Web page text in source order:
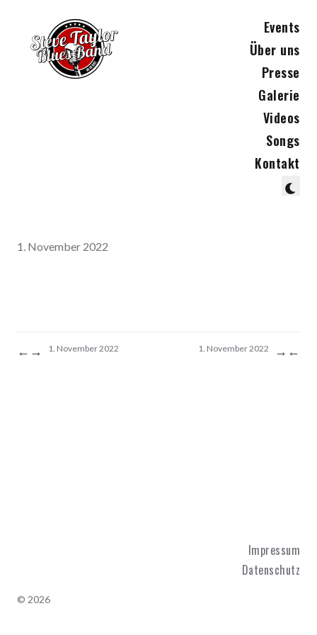
Events
Über uns
Presse
Galerie
Videos
Songs
Kontakt
1. November 2022
← → 1. November 2022 1. November 2022 → ←
Impressum
Datenschutz
© 2026